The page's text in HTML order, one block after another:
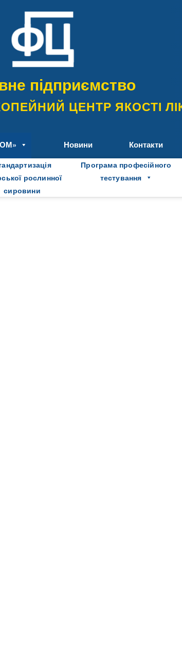
підприємство
ЦЕНТР ЯКОСТІ
Новини Контакти
рослинної
сировини
Програма професійного
тестування